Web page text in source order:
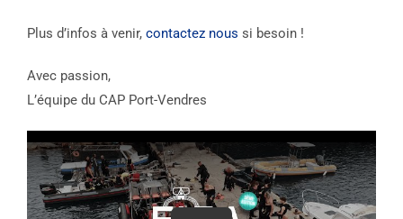
Plus d’infos à venir, contactez nous si besoin !
Avec passion,
L’équipe du CAP Port-Vendres